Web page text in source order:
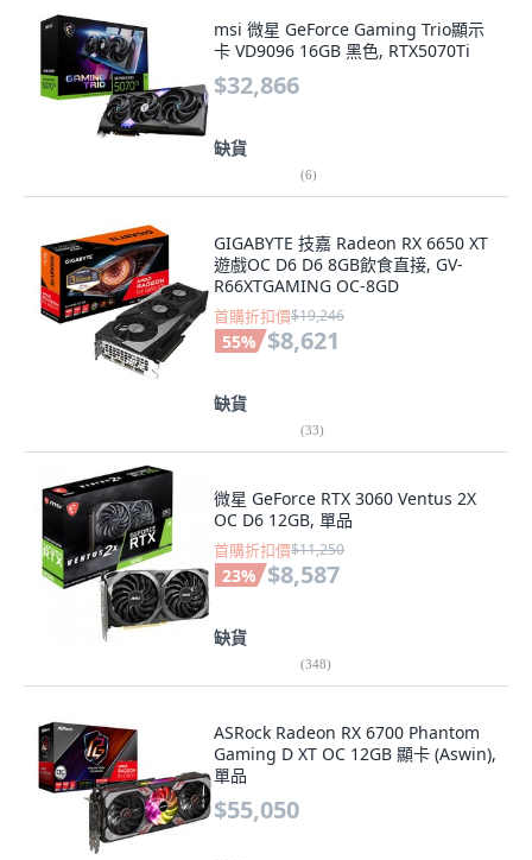
msi 微星 GeForce Gaming Trio顯示
卡 VD9096 16GB 黑色, RTX5070Ti
$32,866
缺貨
(6)
GIGABYTE 技嘉 Radeon RX 6650 XT
遊戲OC D6 D6 8GB飲食直接, GV-
R66XTGAMING OC-8GD
首購折扣價$19,246
55% $8,621
缺貨
(33)
微星 GeForce RTX 3060 Ventus 2X
OC D6 12GB, 單品
首購折扣價$11,250
23% $8,587
缺貨
(348)
ASRock Radeon RX 6700 Phantom
Gaming D XT OC 12GB 顯卡 (Aswin),
單品
$55,050